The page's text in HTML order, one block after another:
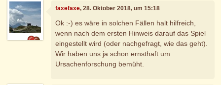
faxefaxe, 28. Oktober 2018, um 15:18
Ok :-) es wäre in solchen Fällen halt hilfreich,
wenn nach dem ersten Hinweis darauf das Spiel
eingestellt wird (oder nachgefragt, wie das geht).
Wir haben uns ja schon ernsthaft um
Ursachenforschung bemüht.